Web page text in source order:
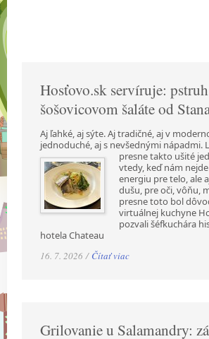
Hosťovo.sk servíruje:
šošovicovom šaláte od
Aj ľahké, aj sýte. Aj tradičné, aj v
jednoduché, aj s nevšednými nápadmi.
presne takto ušité
vtedy, keď nám
energiu pre telo, ale
dušu, pre oči, vôňu,
presne toto bol
virtuálnej kuchyne
pozvali šéfkuchára
hotela Chateau
16. 7. 2026 / Čítať viac
Grilovanie u Salamandry: